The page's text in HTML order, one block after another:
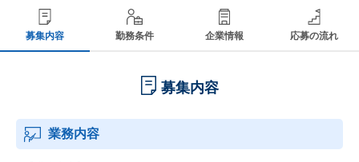
募集内容 勤務条件 企業情報 応募の流れ
募集内容
業務内容